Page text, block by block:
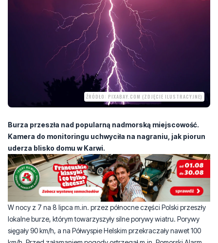
ŹRÓDŁO: PIXABAY.COM (ZDJĘCIE ILUSTRACYJNE)
Burza przeszła nad popularną nadmorską miejscowość.
Kamera do monitoringu uchwyciła na nagraniu, jak piorun
uderza blisko domu w Karwi.
W nocy z 7 na 8 lipca m.in. przez północne części Polski przeszły
lokalne burze, którym towarzyszyły silne porywy wiatru. Porywy
sięgały 90 km/h, a na Półwyspie Helskim przekraczały nawet 100